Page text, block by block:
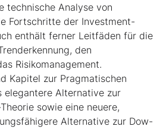
technische Analyse von
Fortschritte der Investment-
enthält ferner Leitfäden für die
den
Risikomanagement.
Kapitel zur Pragmatischen
elegantere Alternative zur
sowie eine neuere,
Alternative zur Dow-